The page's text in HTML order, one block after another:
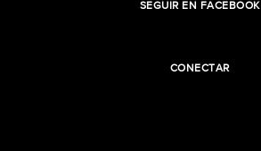
SEGUIR EN FACEBOOK
CONECTAR